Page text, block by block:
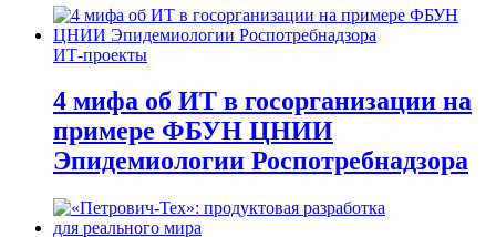
ИТ-проекты
4 мифа об ИТ в госорганизации на
примере ФБУН ЦНИИ
Эпидемиологии Роспотребнадзора